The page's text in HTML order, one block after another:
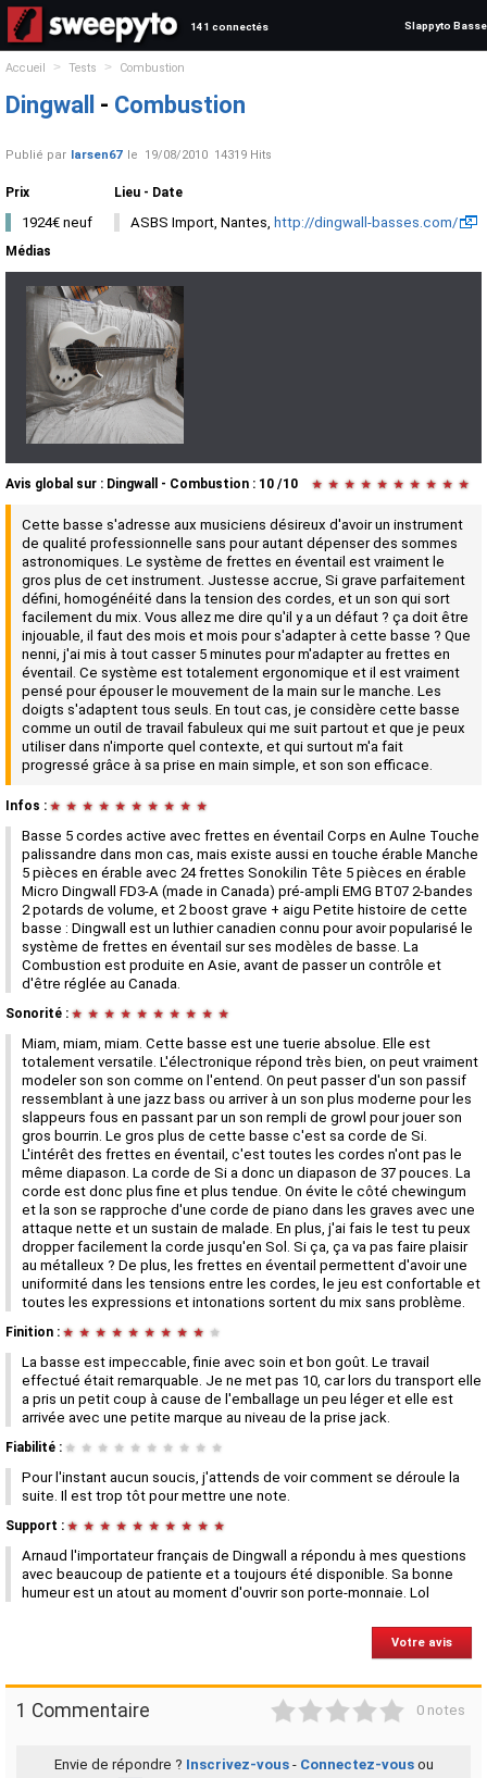
141 connectés Slappyto Basse
Accueil > Tests > Combustion
Dingwall - Combustion
Publié par larsen67 le 19/08/2010 14319 Hits
Prix
1924€ neuf
Lieu - Date
ASBS Import, Nantes, http://dingwall-basses.com/
Médias
Avis global sur : Dingwall - Combustion : 10 /10 ★ ★ ★ ★ ★ ★ ★ ★ ★ ★
Cette basse s'adresse aux musiciens désireux d'avoir un instrument
de qualité professionnelle sans pour autant dépenser des sommes
astronomiques. Le système de frettes en éventail est vraiment le
gros plus de cet instrument. Justesse accrue, Si grave parfaitement
défini, homogénéité dans la tension des cordes, et un son qui sort
facilement du mix. Vous allez me dire qu'il y a un défaut ? ça doit être
injouable, il faut des mois et mois pour s'adapter à cette basse ? Que
nenni, j'ai mis à tout casser 5 minutes pour m'adapter au frettes en
éventail. Ce système est totalement ergonomique et il est vraiment
pensé pour épouser le mouvement de la main sur le manche. Les
doigts s'adaptent tous seuls. En tout cas, je considère cette basse
comme un outil de travail fabuleux qui me suit partout et que je peux
utiliser dans n'importe quel contexte, et qui surtout m'a fait
progressé grâce à sa prise en main simple, et son son efficace.
Infos : ★ ★ ★ ★ ★ ★ ★ ★ ★ ★
Basse 5 cordes active avec frettes en éventail Corps en Aulne Touche
palissandre dans mon cas, mais existe aussi en touche érable Manche
5 pièces en érable avec 24 frettes Sonokilin Tête 5 pièces en érable
Micro Dingwall FD3-A (made in Canada) pré-ampli EMG BT07 2-bandes
2 potards de volume, et 2 boost grave + aigu Petite histoire de cette
basse : Dingwall est un luthier canadien connu pour avoir popularisé le
système de frettes en éventail sur ses modèles de basse. La
Combustion est produite en Asie, avant de passer un contrôle et
d'être réglée au Canada.
Sonorité : ★ ★ ★ ★ ★ ★ ★ ★ ★ ★
Miam, miam, miam. Cette basse est une tuerie absolue. Elle est
totalement versatile. L'électronique répond très bien, on peut vraiment
modeler son son comme on l'entend. On peut passer d'un son passif
ressemblant à une jazz bass ou arriver à un son plus moderne pour les
slappeurs fous en passant par un son rempli de growl pour jouer son
gros bourrin. Le gros plus de cette basse c'est sa corde de Si.
L'intérêt des frettes en éventail, c'est toutes les cordes n'ont pas le
même diapason. La corde de Si a donc un diapason de 37 pouces. La
corde est donc plus fine et plus tendue. On évite le côté chewingum
et la son se rapproche d'une corde de piano dans les graves avec une
attaque nette et un sustain de malade. En plus, j'ai fais le test tu peux
dropper facilement la corde jusqu'en Sol. Si ça, ça va pas faire plaisir
au métalleux ? De plus, les frettes en éventail permettent d'avoir une
uniformité dans les tensions entre les cordes, le jeu est confortable et
toutes les expressions et intonations sortent du mix sans problème.
Finition : ★ ★ ★ ★ ★ ★ ★ ★ ★ ★
La basse est impeccable, finie avec soin et bon goût. Le travail
effectué était remarquable. Je ne met pas 10, car lors du transport elle
a pris un petit coup à cause de l'emballage un peu léger et elle est
arrivée avec une petite marque au niveau de la prise jack.
Fiabilité : ★ ★ ★ ★ ★ ★ ★ ★ ★ ★
Pour l'instant aucun soucis, j'attends de voir comment se déroule la
suite. Il est trop tôt pour mettre une note.
Support : ★ ★ ★ ★ ★ ★ ★ ★ ★ ★
Arnaud l'importateur français de Dingwall a répondu à mes questions
avec beaucoup de patiente et a toujours été disponible. Sa bonne
humeur est un atout au moment d'ouvrir son porte-monnaie. Lol
Votre avis
1 Commentaire 0 notes
Envie de répondre ? Inscrivez-vous- Connectez-vousou